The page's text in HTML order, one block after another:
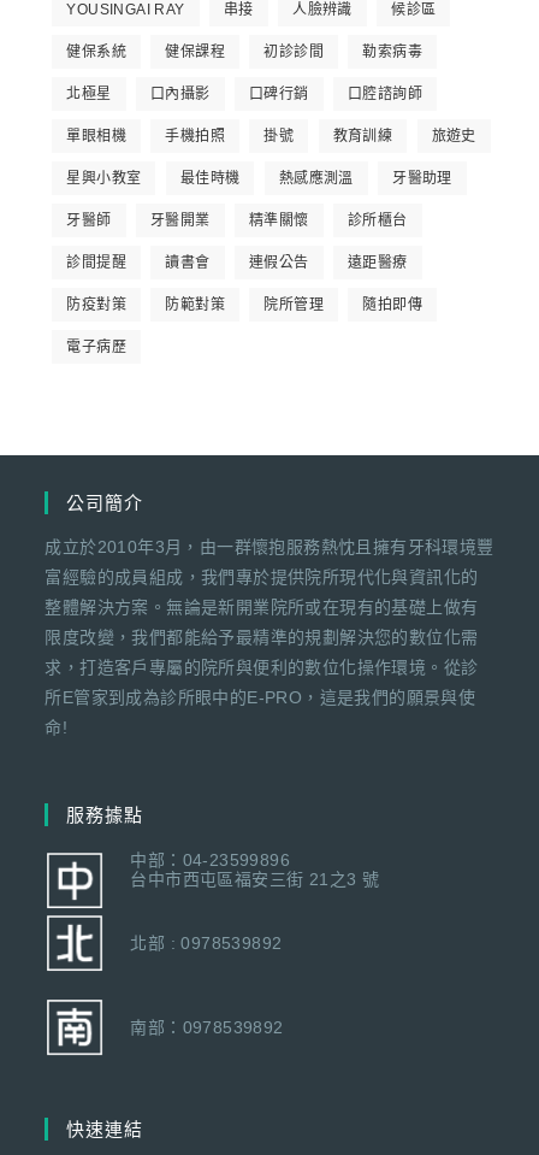
YOUSINGAI RAY 串接 人臉辨識 候診區
健保系統 健保課程 初診診間 勒索病毒
北極星 口內攝影 口碑行銷 口腔諮詢師
單眼相機 手機拍照 掛號 教育訓練 旅遊史
星興小教室 最佳時機 熱感應測溫 牙醫助理
牙醫師 牙醫開業 精準關懷 診所櫃台
診間提醒 讀書會 連假公告 遠距醫療
防疫對策 防範對策 院所管理 隨拍即傳
電子病歷
公司簡介
成立於2010年3月，由一群懷抱服務熱忱且擁有牙科環境豐
富經驗的成員組成，我們專於提供院所現代化與資訊化的
整體解決方案。無論是新開業院所或在現有的基礎上做有
限度改變，我們都能給予最精準的規劃解決您的數位化需
求，打造客戶專屬的院所與便利的數位化操作環境。從診
所E管家到成為診所眼中的E-PRO，這是我們的願景與使
命!
服務據點
中部：04-23599896
台中市西屯區福安三街 21之3 號
北部 : 0978539892
南部：0978539892
快速連結